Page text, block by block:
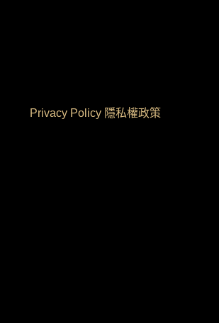
Privacy Policy 隱私權政策